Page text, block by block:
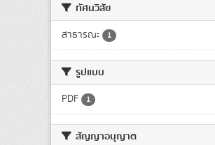
ทัศนวิสัย
สาธารณะ 1
รูปแบบ
PDF 1
สัญญาอนุญาต